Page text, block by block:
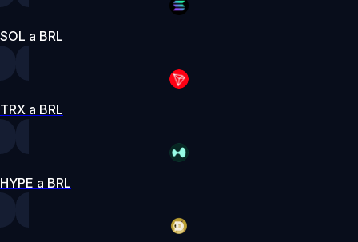
SOL a BRL
TRX a BRL
HYPE a BRL